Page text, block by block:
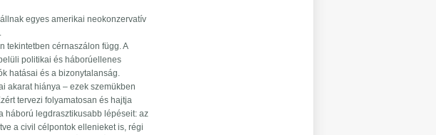
egyes amerikai neokonzervatív
tekintetben cérnaszálon függ. A
politikai és háborúellenes
hatásai és a bizonytalanság.
akarat hiánya – ezek szemükben
tervezi folyamatosan és hajtja
háború legdrasztikusabb lépéseit: az
a civil célpontok ellenieket is, régi